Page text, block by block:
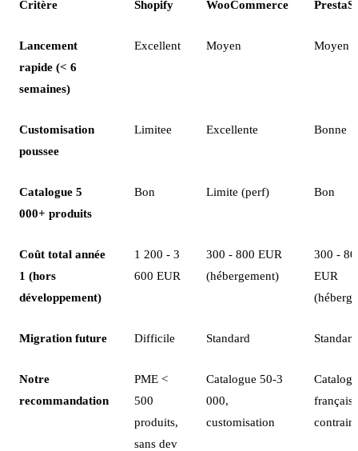
Critère Shopify WooCommerce
Lancement
rapide (< 6
semaines)
Excellent Moyen Moyen
Customisation
poussee
Limitee Excellente Bonne
Catalogue 5
000+ produits
Bon Limite (perf) Bon
Coût total année
1 (hors
développement)
1 200 - 3
600 EUR
300 - 800 EUR
(hébergement)
300 -
EUR
Migration future Difficile Standard Standard
Notre
recommandation
PME <
500
produits,
sans dev
Catalogue 50-3
000,
customisation
français